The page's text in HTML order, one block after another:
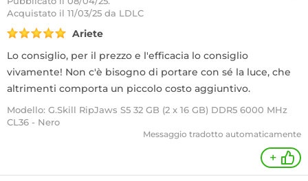
Acquistato il 11/03/25 da LDLC
Ariete
Lo consiglio, per il prezzo e l'efficacia lo consiglio
vivamente! Non c'è bisogno di portare con sé la luce, che
altrimenti comporta un piccolo costo aggiuntivo.
Modello: G.Skill RipJaws S5 32 GB (2 x 16 GB) DDR5 6000 MHz
CL36 - Nero
Messaggio tradotto automaticamente
+